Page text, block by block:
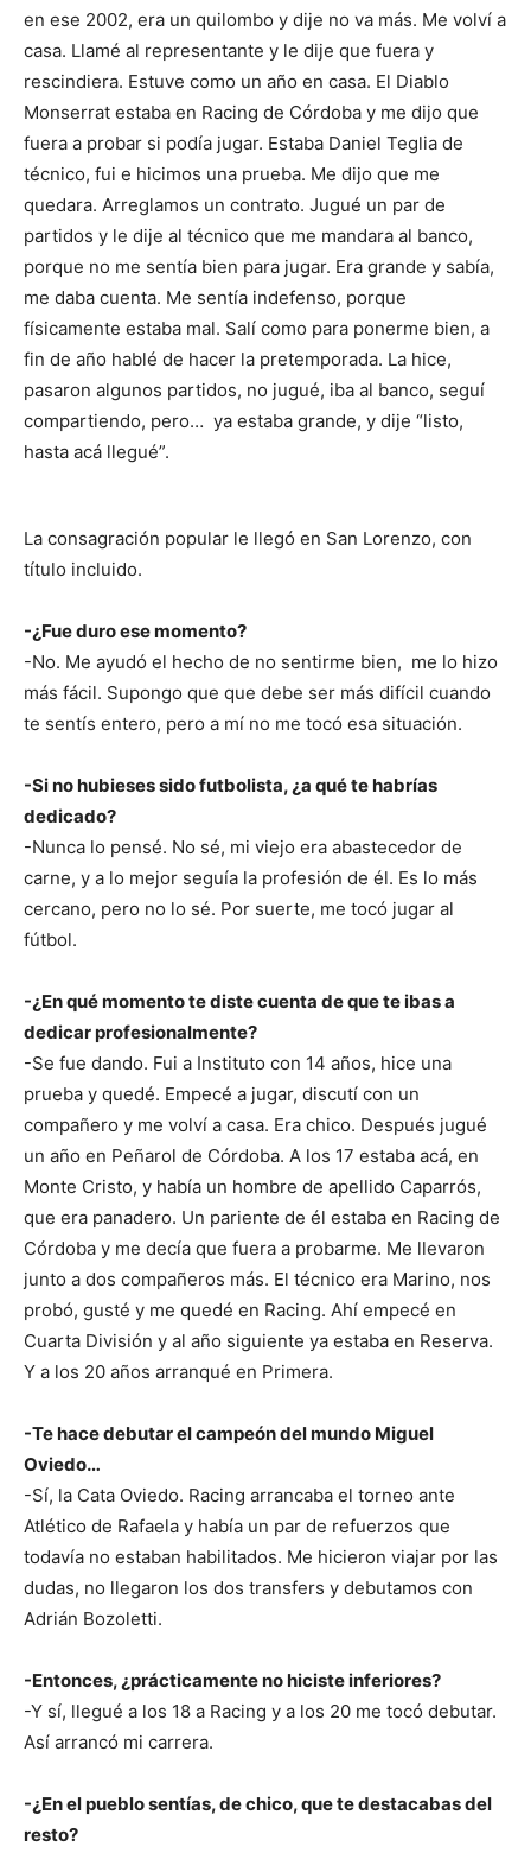
en ese 2002, era un quilombo y dije no va más. Me volví a
casa. Llamé al representante y le dije que fuera y
rescindiera. Estuve como un año en casa. El Diablo
Monserrat estaba en Racing de Córdoba y me dijo que
fuera a probar si podía jugar. Estaba Daniel Teglia de
técnico, fui e hicimos una prueba. Me dijo que me
quedara. Arreglamos un contrato. Jugué un par de
partidos y le dije al técnico que me mandara al banco,
porque no me sentía bien para jugar. Era grande y sabía,
me daba cuenta. Me sentía indefenso, porque
físicamente estaba mal. Salí como para ponerme bien, a
fin de año hablé de hacer la pretemporada. La hice,
pasaron algunos partidos, no jugué, iba al banco, seguí
compartiendo, pero… ya estaba grande, y dije “listo,
hasta acá llegué”.
La consagración popular le llegó en San Lorenzo, con
título incluido.
-¿Fue duro ese momento?
-No. Me ayudó el hecho de no sentirme bien, me lo hizo
más fácil. Supongo que que debe ser más difícil cuando
te sentís entero, pero a mí no me tocó esa situación.
-Si no hubieses sido futbolista, ¿a qué te habrías
dedicado?
-Nunca lo pensé. No sé, mi viejo era abastecedor de
carne, y a lo mejor seguía la profesión de él. Es lo más
cercano, pero no lo sé. Por suerte, me tocó jugar al
fútbol.
-¿En qué momento te diste cuenta de que te ibas a
dedicar profesionalmente?
-Se fue dando. Fui a Instituto con 14 años, hice una
prueba y quedé. Empecé a jugar, discutí con un
compañero y me volví a casa. Era chico. Después jugué
un año en Peñarol de Córdoba. A los 17 estaba acá, en
Monte Cristo, y había un hombre de apellido Caparrós,
que era panadero. Un pariente de él estaba en Racing de
Córdoba y me decía que fuera a probarme. Me llevaron
junto a dos compañeros más. El técnico era Marino, nos
probó, gusté y me quedé en Racing. Ahí empecé en
Cuarta División y al año siguiente ya estaba en Reserva.
Y a los 20 años arranqué en Primera.
-Te hace debutar el campeón del mundo Miguel
Oviedo…
-Sí, la Cata Oviedo. Racing arrancaba el torneo ante
Atlético de Rafaela y había un par de refuerzos que
todavía no estaban habilitados. Me hicieron viajar por las
dudas, no llegaron los dos transfers y debutamos con
Adrián Bozoletti.
-Entonces, ¿prácticamente no hiciste inferiores?
-Y sí, llegué a los 18 a Racing y a los 20 me tocó debutar.
Así arrancó mi carrera.
-¿En el pueblo sentías, de chico, que te destacabas del
resto?